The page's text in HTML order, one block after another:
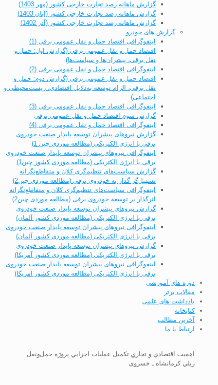
گزارش ماهانه رصد تجارت خارجی کشور (مهر 1403)
گزارش ماهانه رصد تجارت خارجی کشور (آبان 1403)
گزارش ماهانه رصد تجارت خارجی کشور (آذر 1402)
گزارش های خودرو
اینفوگرافی اقتصاد حمل و نقل عمومی برقی (1)
اقتصاد حمل و نقل عمومی برقی (گزارش اول: حمل و
نقل برقی، پیشران‌ها و سیاست‌ها)
اینفوگرافی اقتصاد حمل و نقل عمومی برقی (2)
اقتصاد حمل و نقل عمومی برقی (گزارش دوم: حمل و
نقل برقی، الزام توسعه به‌دلایل اقتصادی، زیست‌محیطی و
اجتماعی)
اینفوگرافی اقتصاد حمل و نقل عمومی برقی (3)
گزارش سوم اقتصاد حمل و نقل عمومی برقی
اینفوگرافی اقتصاد حمل و نقل عمومی برقی (4)
گزارش نیروهای پیشران توسعه پایدار صنعت خودروی
برقی با انرژی الکتریکی (مطالعه موردی چین 1)
اینفوگرافی نیروهای پیشران توسعه پایدار صنعت خودروی
برقی با انرژی الکتریکی (مطالعه موردی کشور چین1)
گزارش سیاست‌های تنظیم‌گری کلان و متقاطع‌نگرانه
تسهیل‌گر گذار به خودروی برقی (مطالعه موردی چین2)
اینفوگرافی سیاست‌های تنظیم‌گری کلان و متقاطع‌نگرانه
اثرگذار بر توسعه خودروی برقی (مطالعه موردی چین2)
گزارش نیروهای پیشران توسعه پایدار صنعت خودروی
برقی با انرژی الکتریکی (مطالعه موردی کشور آلمان)
اینفوگرافی نیروهای پیشران توسعه پایدار صنعت خودروی
برقی با انرژی الکتریکی (مطالعه موردی کشور آلمان)
گزارش نیروهای پیشران توسعه پایدار صنعت خودروی
برقی با انرژی الکتریکی (مطالعه موردی کشور آمریکا)
اینفوگرافی نیروهای پیشران توسعه پایدار صنعت خودروی
برقی با انرژی الکتریکی (مطالعه موردی کشور آمریکا)
دوره های آموزشی
مقالات برتر
یادداشت های علمی
کتابخانه
آخرین مطالب
ارتباط با ما
اهميت اقتصادي و تجاري تكميل عمليات اجرايي پروژه حمل‌ونقل
ريلي کرمانشاه ـ خسروی